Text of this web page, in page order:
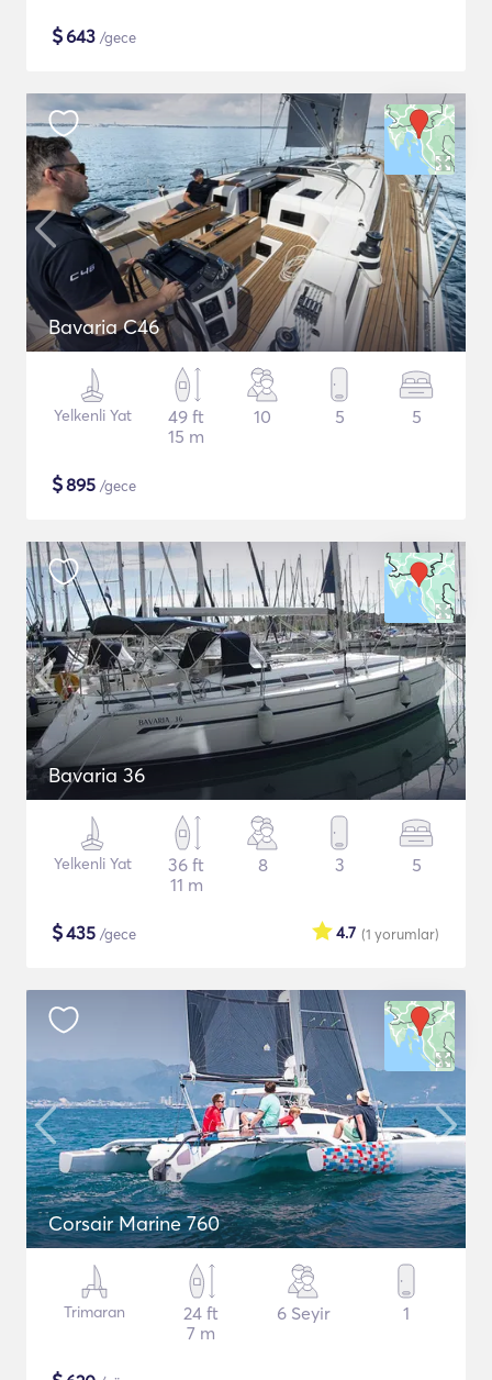
$643 /gece
Bavaria C46
Yelkenli Yat
49 ft
15 m
10 5 5
$895 /gece
Bavaria 36
Yelkenli Yat
36 ft
11 m
8 3 5
$435 /gece (1 yorumlar)
4.7
Corsair Marine 760
Trimaran
24 ft
7 m
6 Seyir 1